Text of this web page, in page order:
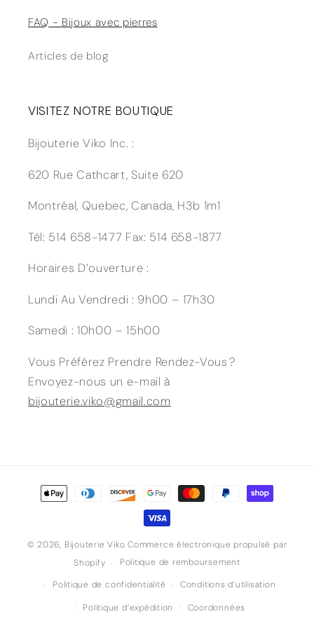
FAQ - Bijoux avec pierres
Articles de blog
VISITEZ NOTRE BOUTIQUE
Bijouterie Viko Inc. :
620 Rue Cathcart, Suite 620
Montréal, Quebec, Canada, H3b 1m1
Tél: 514 658-1477 Fax: 514 658-1877
Horaires D’ouverture :
Lundi Au Vendredi : 9h00 – 17h30
Samedi : 10h00 – 15h00
Vous Préférez Prendre Rendez-Vous ?
Envoyez-nous un e-mail à
bijouterie.viko@gmail.com
Moyens
© 2026, Bijouterie Viko Commerce électronique propulsé par
Shopify
Politique de remboursement
Politique de confidentialité Conditions d’utilisation
Politique d’expédition Coordonnées